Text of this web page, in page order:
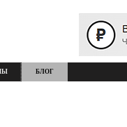
БЛОГ